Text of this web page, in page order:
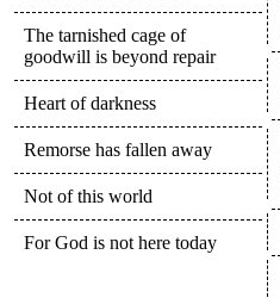
The tarnished cage of
goodwill is beyond repair
Heart of darkness
Remorse has fallen away
Not of this world
For God is not here today